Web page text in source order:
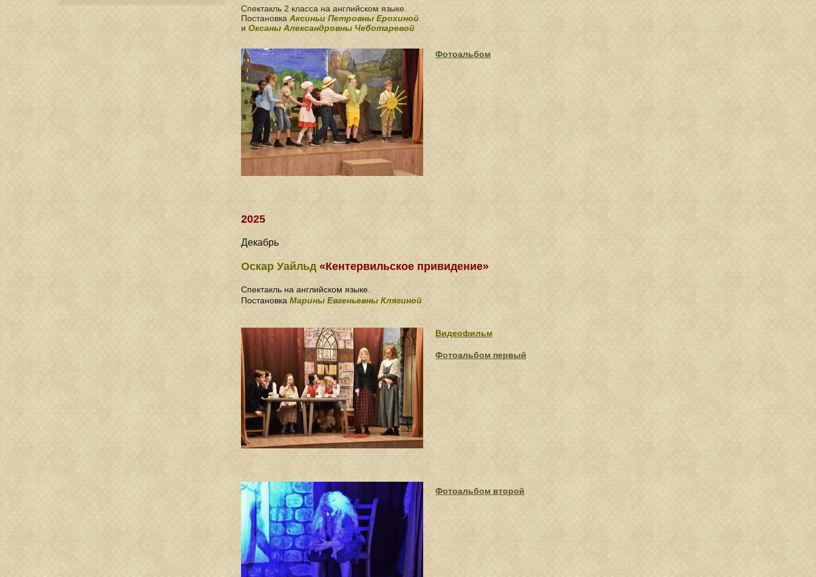
Спектакль 2 класса на английском языке.
Постановка Аксиньи Петровны Ерохиной
и Оксаны Александровны Чеботаревой
Фотоальбом
2025
Декабрь
Оскар Уайльд «Кентервильское привидение»
Спектакль на английском языке.
Постановка Марины Евгеньевны Клягиной
Видеофильм
Фотоальбом первый
Фотоальбом второй